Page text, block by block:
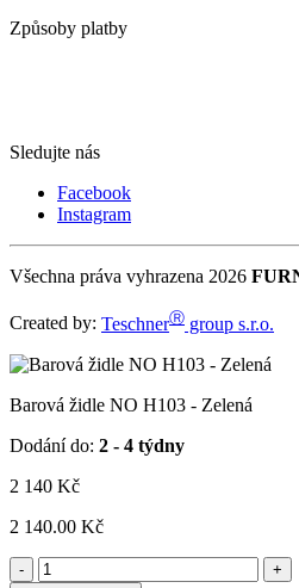
Způsoby platby
Sledujte nás
Facebook
Instagram
Všechna práva vyhrazena 2026
Created by: TeschnerⓇ group s.r.o.
Barová židle NO H103 - Zelená
Dodání do: 2 - 4 týdny
2 140 Kč
2 140.00 Kč
-
+